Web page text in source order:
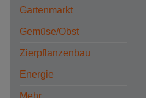
Gartenmarkt
Gemüse/Obst
Zierpflanzenbau
Energie
Mehr...